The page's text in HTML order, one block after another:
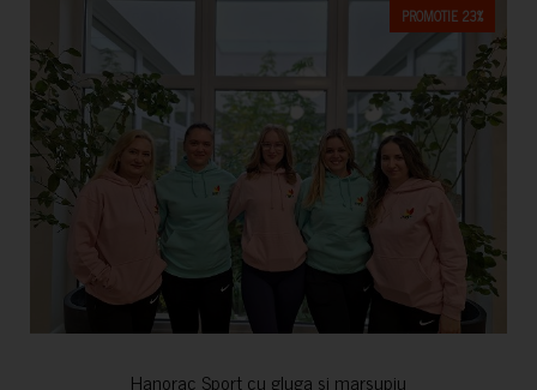
PROMOTIE 23%
Hanorac Sport cu gluga si marsupiu